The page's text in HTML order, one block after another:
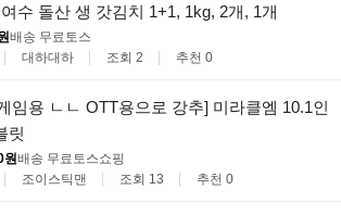
여수 돌산 생 갓김치 1+1, 1kg, 2개, 1개
배송 무료 토스
대하대하 조회 2 추천 0
임용 ㄴㄴ OTT용으로 강추] 미라클엠 10.1인
릿
원배송 무료 토스쇼핑
조이스틱맨 조회 13 추천 0